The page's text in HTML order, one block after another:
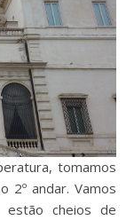
tomamos
2º andar. Vamos
cheios de